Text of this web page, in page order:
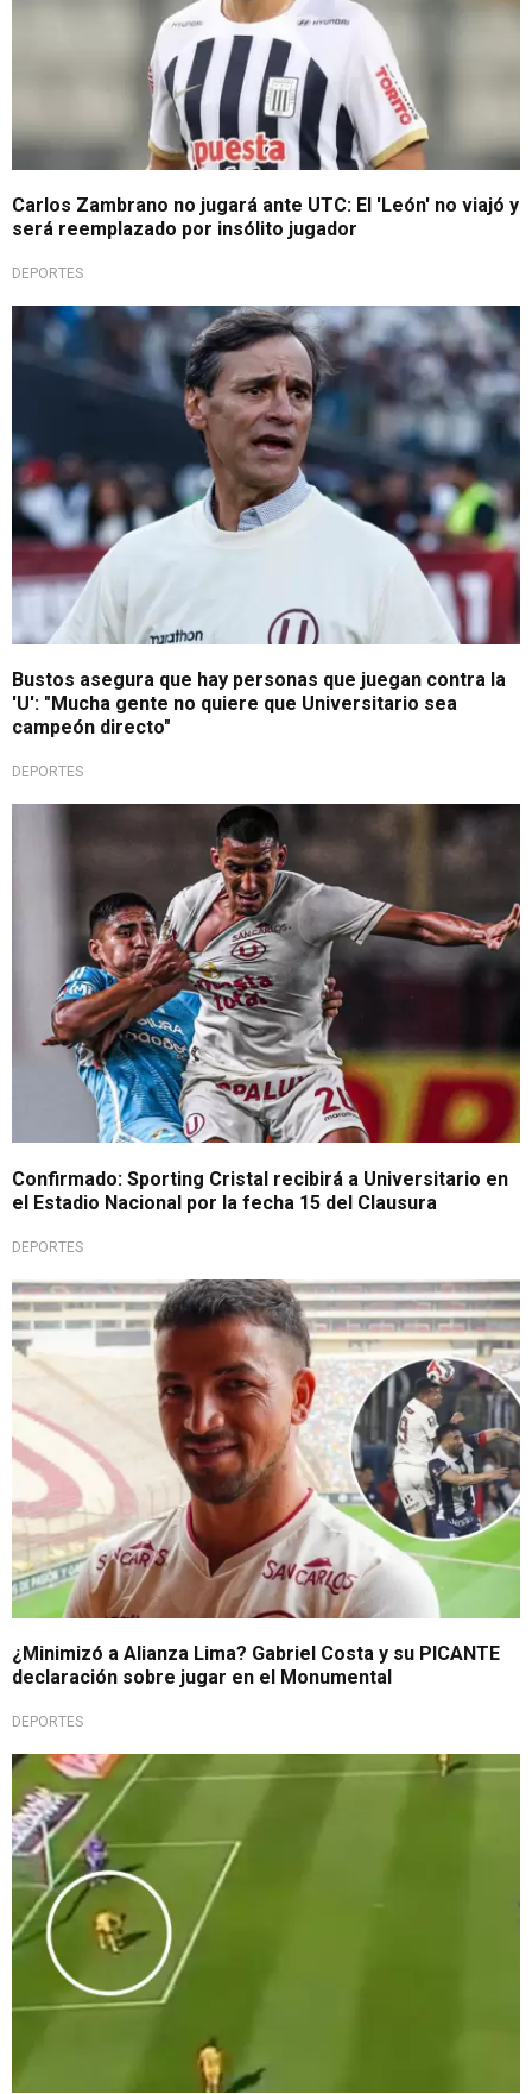
Carlos Zambrano no jugará ante UTC: El 'León' no viajó y
será reemplazado por insólito jugador
DEPORTES
Contra todos
Bustos asegura que hay personas que juegan contra la
'U': "Mucha gente no quiere que Universitario sea
campeón directo"
DEPORTES
Confirmado: Sporting Cristal recibirá a Universitario en
el Estadio Nacional por la fecha 15 del Clausura
DEPORTES
Polémica declaración
¿Minimizó a Alianza Lima? Gabriel Costa y su PICANTE
declaración sobre jugar en el Monumental
DEPORTES
De no creer